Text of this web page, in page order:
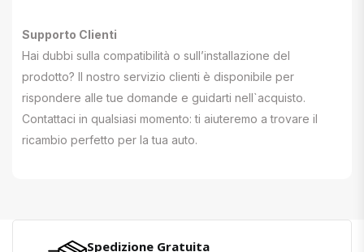
Supporto Clienti
Hai dubbi sulla compatibilità o sull’installazione del
prodotto? Il nostro servizio clienti è disponibile per
rispondere alle tue domande e guidarti nell`acquisto.
Contattaci in qualsiasi momento: ti aiuteremo a trovare il
ricambio perfetto per la tua auto.
Spedizione Gratuita